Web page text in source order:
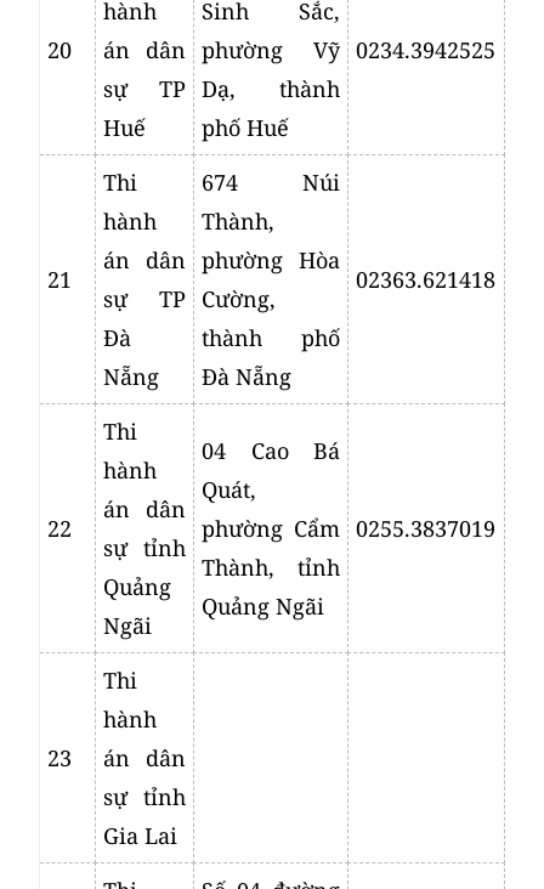
20
hành
án dân
sự TP
Huế
Sinh Sắc,
phường Vỹ
Dạ, thành
phố Huế
0234.3942525
21
Thi
hành
án dân
sự TP
Đà
Nẵng
674 Núi
Thành,
phường Hòa
Cường,
thành phố
Đà Nẵng
02363.621418
22
Thi
hành
án dân
sự tỉnh
Quảng
Ngãi
04 Cao Bá
Quát,
phường Cẩm
Thành, tỉnh
Quảng Ngãi
0255.3837019
23
Thi
hành
án dân
sự tỉnh
Gia Lai